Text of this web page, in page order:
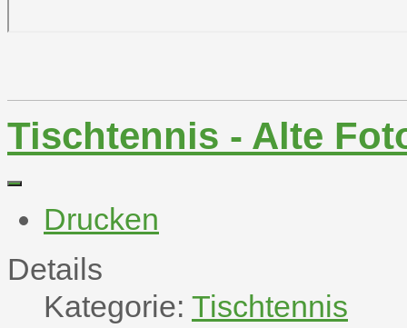
Tischtennis - Alte
Drucken
Details
Kategorie: Tischtennis